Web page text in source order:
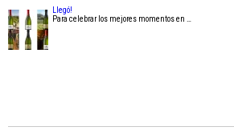
Llegó!
Para celebrar los mejores momentos en …